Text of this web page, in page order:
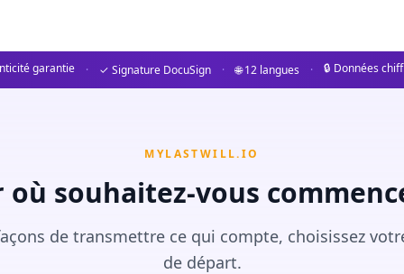
garantie · ✓ Signature DocuSign · 🌐 12 langues · 🔒 Données
MYLASTWILL.IO
où souhaitez-vous
de transmettre ce qui compte, choisissez
de départ.
Sie 2026 wissen müssen
rechtliche Grundlagen, praktische Tipps und
hinterlassen wir nicht nur physische Besitztümer,